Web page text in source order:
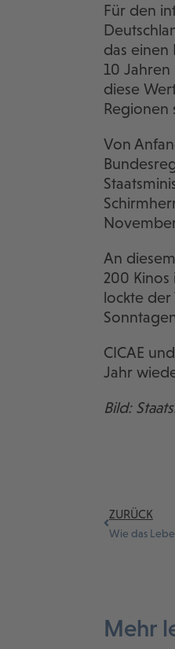
Für den
das einen
10
diese
Regionen
Von
An
200
lockte der
CICAE
Jahr
Bild:
ZURÜCK
Wie das
Mehr